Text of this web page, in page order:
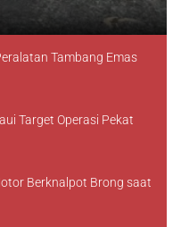
Tambang Emas
Target Operasi Pekat
Berknalpot Brong saat